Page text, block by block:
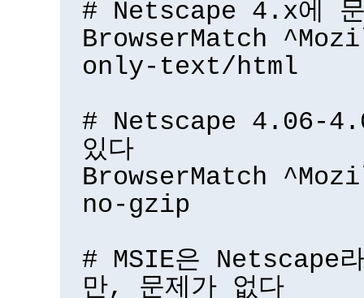
# Netscape 4.x에
BrowserMatch
only-text/html
# Netscape 4.06-
있다
BrowserMatch
no-gzip
# MSIE은 Netscape
만, 문제가 없다